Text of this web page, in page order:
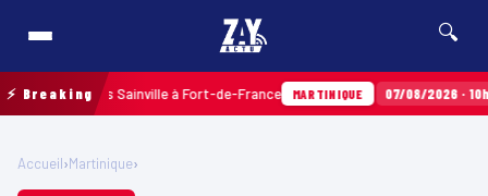
🔍
⚡ Breaking
Terres Sainville à Fort-de-France MARTINIQUE 07/08/2026 · 10h35
Accueil›Martinique›